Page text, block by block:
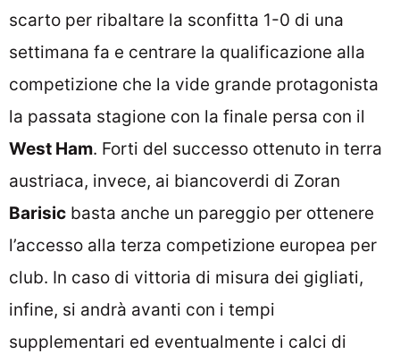
scarto per ribaltare la sconfitta 1-0 di una
settimana fa e centrare la qualificazione alla
competizione che la vide grande protagonista
la passata stagione con la finale persa con il
West Ham. Forti del successo ottenuto in terra
austriaca, invece, ai biancoverdi di Zoran
Barisic basta anche un pareggio per ottenere
l’accesso alla terza competizione europea per
club. In caso di vittoria di misura dei gigliati,
infine, si andrà avanti con i tempi
supplementari ed eventualmente i calci di